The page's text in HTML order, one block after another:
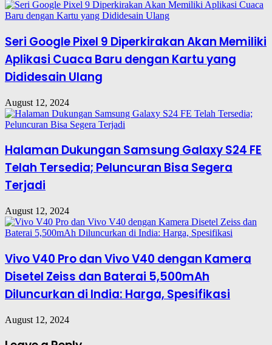
Seri Google Pixel 9 Diperkirakan Akan Memiliki
Aplikasi Cuaca Baru dengan Kartu yang
Dididesain Ulang
August 12, 2024
Halaman Dukungan Samsung Galaxy S24 FE
Telah Tersedia; Peluncuran Bisa Segera
Terjadi
August 12, 2024
Vivo V40 Pro dan Vivo V40 dengan Kamera
Disetel Zeiss dan Baterai 5,500mAh
Diluncurkan di India: Harga, Spesifikasi
August 12, 2024